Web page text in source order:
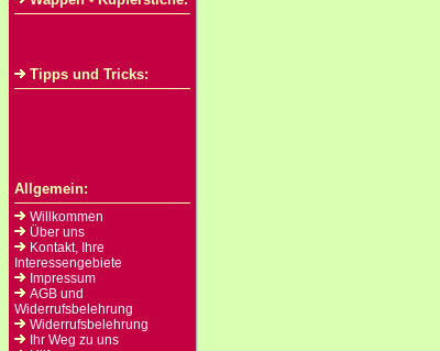
Tipps und Tricks:
Allgemein:
Willkommen
Über uns
Kontakt, Ihre
Interessengebiete
Impressum
AGB und
Widerrufsbelehrung
Widerrufsbelehrung
Ihr Weg zu uns